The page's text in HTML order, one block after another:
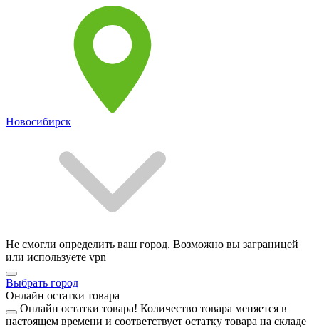
Новосибирск
Не смогли определить ваш город. Возможно вы заграницей
или используете vpn
Выбрать город
Онлайн остатки товара
Онлайн остатки товара! Количество товара меняется в
настоящем времени и соответствует остатку товара на складе